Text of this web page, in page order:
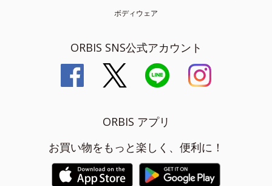
ボディウェア
ORBIS SNS公式アカウント
ORBIS アプリ
お買い物をもっと楽しく、便利に！